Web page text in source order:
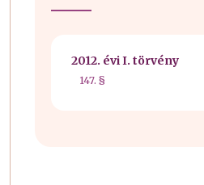
2012. évi I. törvény
147. §